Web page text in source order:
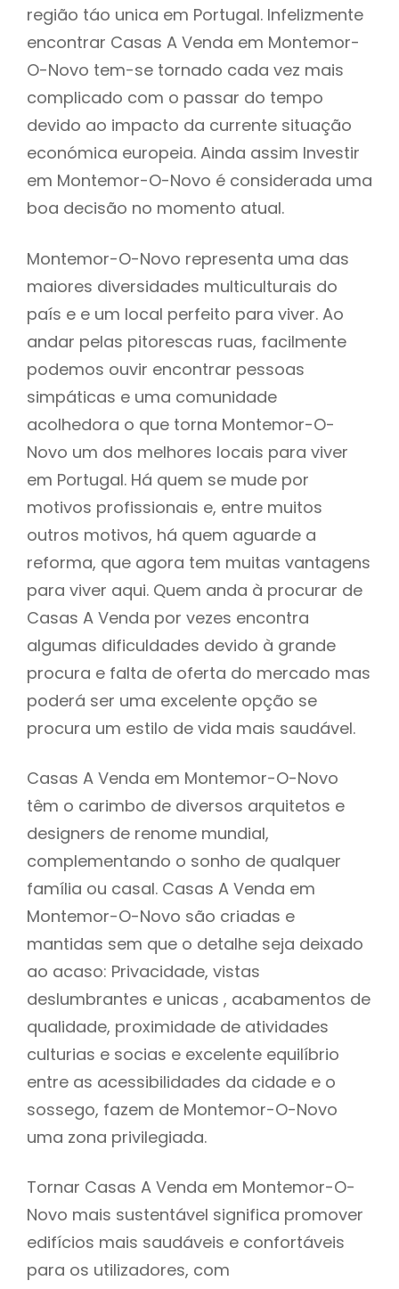
região táo unica em Portugal. Infelizmente
encontrar Casas A Venda em Montemor-
O-Novo tem-se tornado cada vez mais
complicado com o passar do tempo
devido ao impacto da currente situação
económica europeia. Ainda assim Investir
em Montemor-O-Novo é considerada uma
boa decisão no momento atual.
Montemor-O-Novo representa uma das
maiores diversidades multiculturais do
país e e um local perfeito para viver. Ao
andar pelas pitorescas ruas, facilmente
podemos ouvir encontrar pessoas
simpáticas e uma comunidade
acolhedora o que torna Montemor-O-
Novo um dos melhores locais para viver
em Portugal. Há quem se mude por
motivos profissionais e, entre muitos
outros motivos, há quem aguarde a
reforma, que agora tem muitas vantagens
para viver aqui. Quem anda à procurar de
Casas A Venda por vezes encontra
algumas dificuldades devido à grande
procura e falta de oferta do mercado mas
poderá ser uma excelente opção se
procura um estilo de vida mais saudável.
Casas A Venda em Montemor-O-Novo
têm o carimbo de diversos arquitetos e
designers de renome mundial,
complementando o sonho de qualquer
família ou casal. Casas A Venda em
Montemor-O-Novo são criadas e
mantidas sem que o detalhe seja deixado
ao acaso: Privacidade, vistas
deslumbrantes e unicas , acabamentos de
qualidade, proximidade de atividades
culturias e socias e excelente equilíbrio
entre as acessibilidades da cidade e o
sossego, fazem de Montemor-O-Novo
uma zona privilegiada.
Tornar Casas A Venda em Montemor-O-
Novo mais sustentável significa promover
edifícios mais saudáveis e confortáveis
para os utilizadores, com